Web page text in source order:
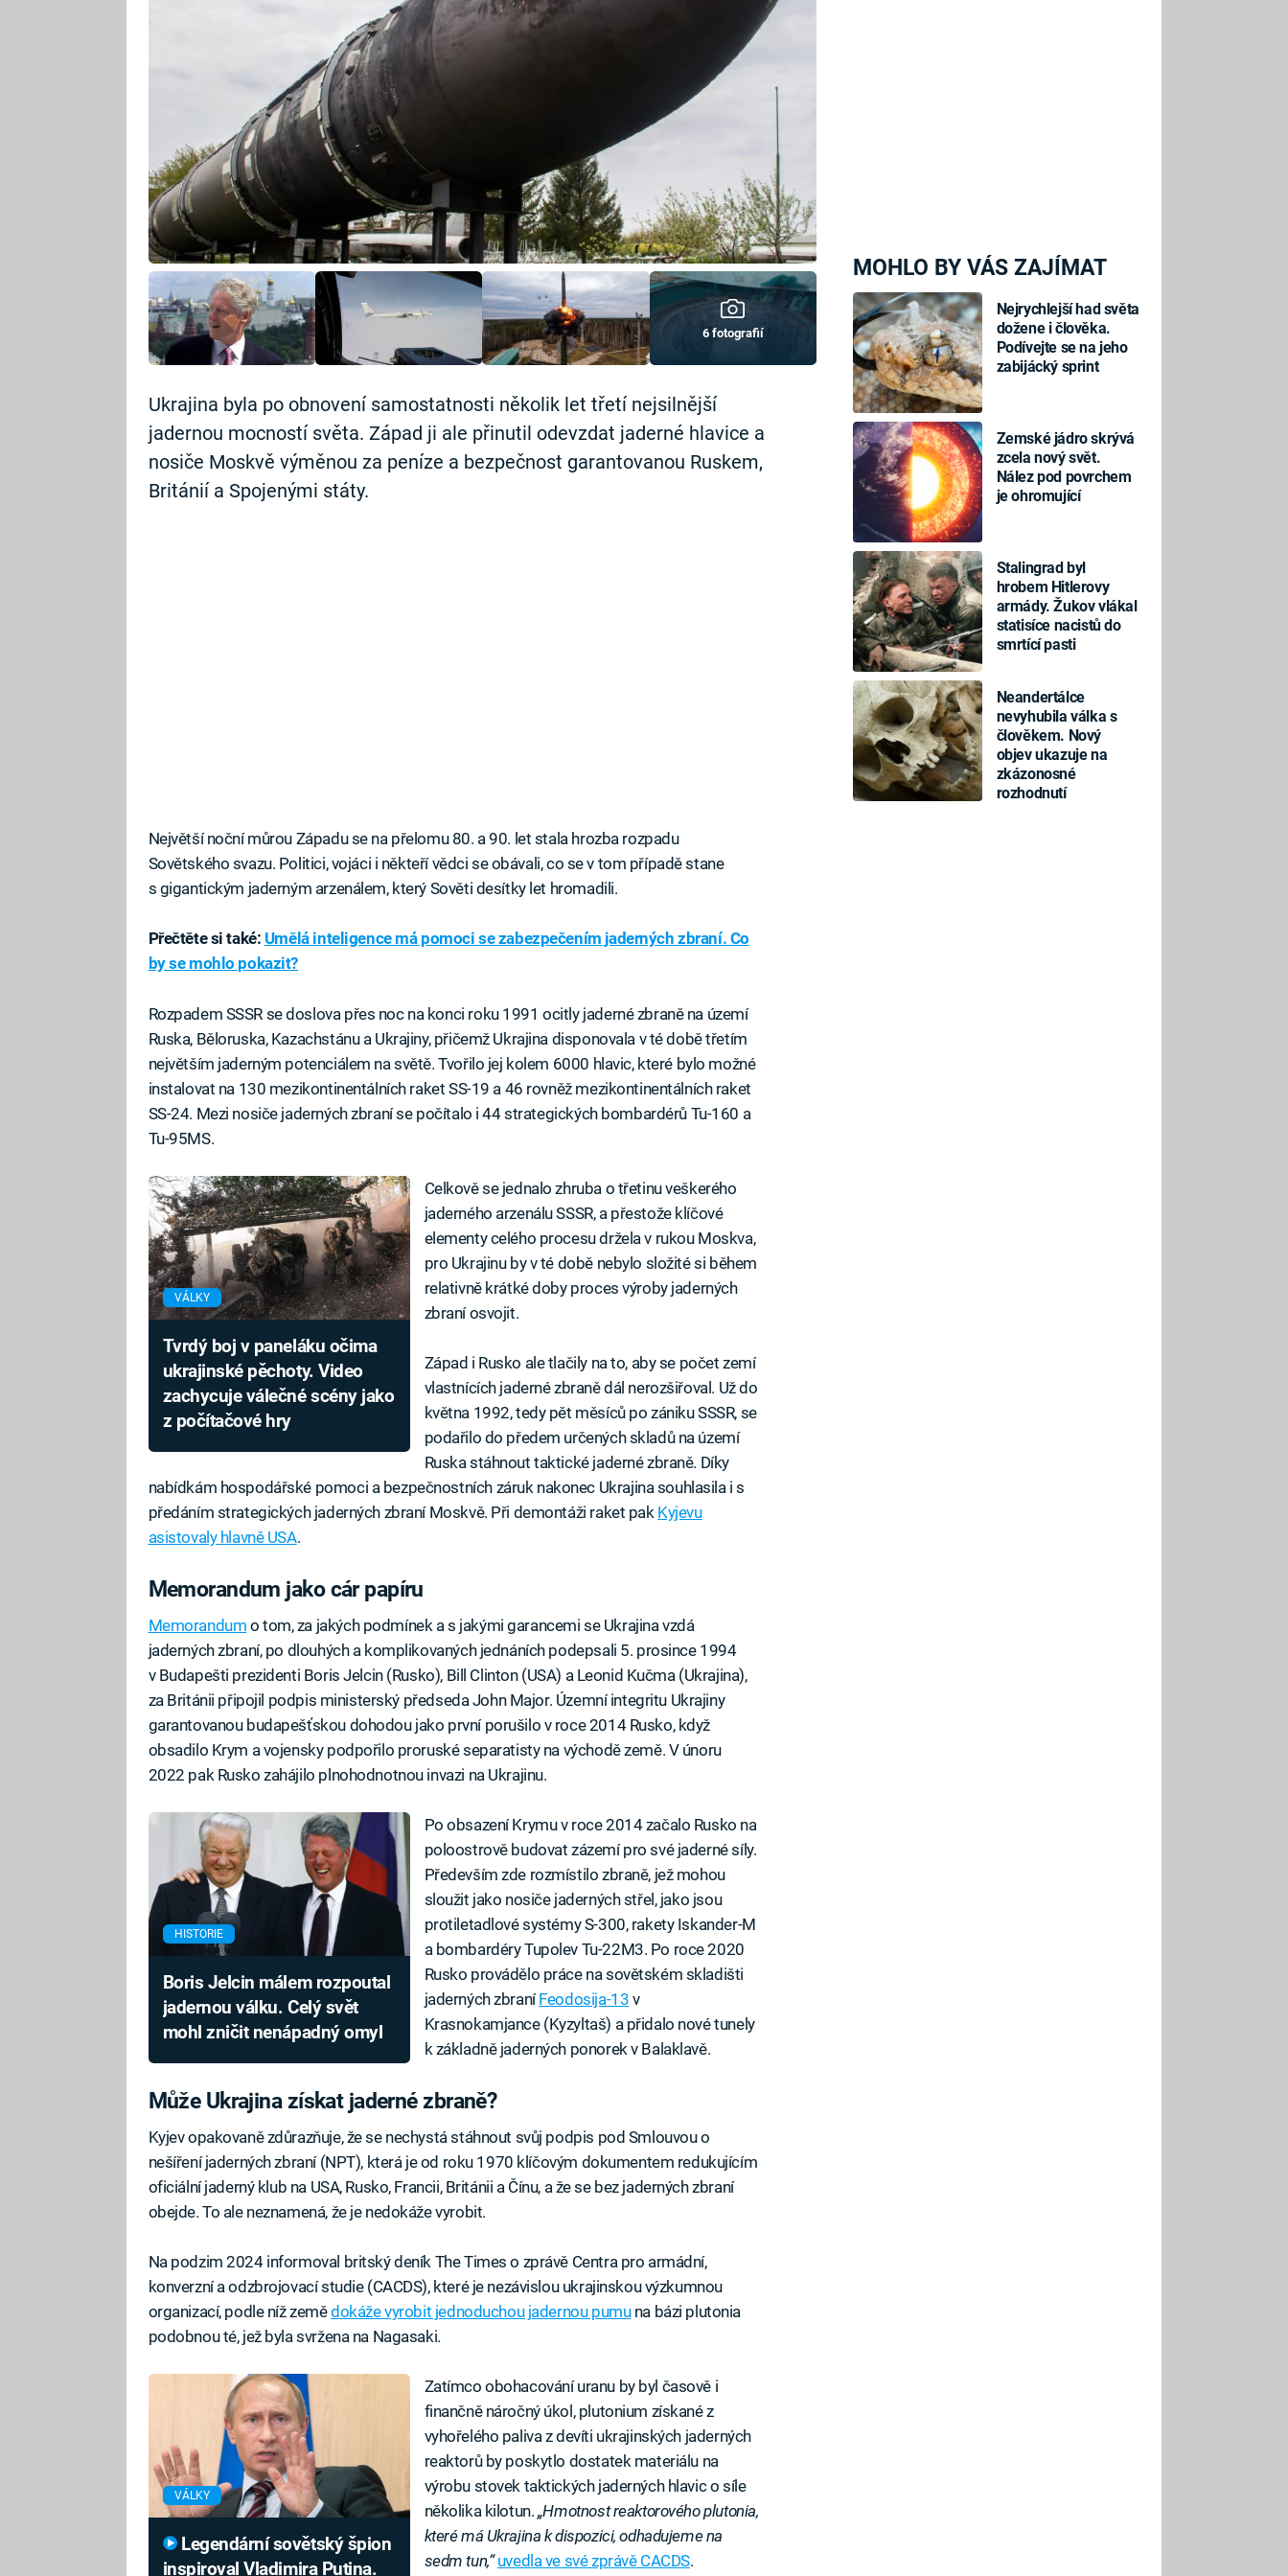
MOHLO BY VÁS ZAJÍMAT
Nejrychlejší had světa
dožene i člověka.
Podívejte se na jeho
zabijácký sprint
Zemské jádro skrývá
zcela nový svět.
Nález pod povrchem
je ohromující
Stalingrad byl
hrobem Hitlerovy
armády. Žukov vlákal
statisíce nacistů do
smrtící pasti
Neandertálce
nevyhubila válka s
člověkem. Nový
objev ukazuje na
zkázonosné
rozhodnutí
6 fotografií
Ukrajina byla po obnovení samostatnosti několik let třetí nejsilnější
jadernou mocností světa. Západ ji ale přinutil odevzdat jaderné hlavice a
nosiče Moskvě výměnou za peníze a bezpečnost garantovanou Ruskem,
Británií a Spojenými státy.
Největší noční můrou Západu se na přelomu 80. a 90. let stala hrozba rozpadu
Sovětského svazu. Politici, vojáci i někteří vědci se obávali, co se v tom případě stane
s gigantickým jaderným arzenálem, který Sověti desítky let hromadili.
Přečtěte si také: Umělá inteligence má pomoci se zabezpečením jaderných zbraní. Co
by se mohlo pokazit?
Rozpadem SSSR se doslova přes noc na konci roku 1991 ocitly jaderné zbraně na území
Ruska, Běloruska, Kazachstánu a Ukrajiny, přičemž Ukrajina disponovala v té době třetím
největším jaderným potenciálem na světě. Tvořilo jej kolem 6000 hlavic, které bylo možné
instalovat na 130 mezikontinentálních raket SS-19 a 46 rovněž mezikontinentálních raket
SS-24. Mezi nosiče jaderných zbraní se počítalo i 44 strategických bombardérů Tu-160 a
Tu-95MS.
VÁLKY
Tvrdý boj v paneláku očima
ukrajinské pěchoty. Video
zachycuje válečné scény jako
z počítačové hry
Celkově se jednalo zhruba o třetinu veškerého
jaderného arzenálu SSSR, a přestože klíčové
elementy celého procesu držela v rukou Moskva,
pro Ukrajinu by v té době nebylo složité si během
relativně krátké doby proces výroby jaderných
zbraní osvojit.
Západ i Rusko ale tlačily na to, aby se počet zemí
vlastnících jaderné zbraně dál nerozšiřoval. Už do
května 1992, tedy pět měsíců po zániku SSSR, se
podařilo do předem určených skladů na území
Ruska stáhnout taktické jaderné zbraně. Díky
nabídkám hospodářské pomoci a bezpečnostních záruk nakonec Ukrajina souhlasila i s
předáním strategických jaderných zbraní Moskvě. Při demontáži raket pak Kyjevu
asistovaly hlavně USA.
Memorandum jako cár papíru
Memorandum o tom, za jakých podmínek a s jakými garancemi se Ukrajina vzdá
jaderných zbraní, po dlouhých a komplikovaných jednáních podepsali 5. prosince 1994
v Budapešti prezidenti Boris Jelcin (Rusko), Bill Clinton (USA) a Leonid Kučma (Ukrajina),
za Británii připojil podpis ministerský předseda John Major. Územní integritu Ukrajiny
garantovanou budapešťskou dohodou jako první porušilo v roce 2014 Rusko, když
obsadilo Krym a vojensky podpořilo proruské separatisty na východě země. V únoru
2022 pak Rusko zahájilo plnohodnotnou invazi na Ukrajinu.
HISTORIE
Boris Jelcin málem rozpoutal
jadernou válku. Celý svět
mohl zničit nenápadný omyl
Po obsazení Krymu v roce 2014 začalo Rusko na
poloostrově budovat zázemí pro své jaderné síly.
Především zde rozmístilo zbraně, jež mohou
sloužit jako nosiče jaderných střel, jako jsou
protiletadlové systémy S-300, rakety Iskander-M
a bombardéry Tupolev Tu-22M3. Po roce 2020
Rusko provádělo práce na sovětském skladišti
jaderných zbraníFeodosija-13 v
Krasnokamjance (Kyzyltaš) a přidalo nové tunely
k základně jaderných ponorek v Balaklavě.
Může Ukrajina získat jaderné zbraně?
Kyjev opakovaně zdůrazňuje, že se nechystá stáhnout svůj podpis pod Smlouvou o
nešíření jaderných zbraní (NPT), která je od roku 1970 klíčovým dokumentem redukujícím
oficiální jaderný klub na USA, Rusko, Francii, Británii a Čínu, a že se bez jaderných zbraní
obejde. To ale neznamená, že je nedokáže vyrobit.
Na podzim 2024 informoval britský deník The Times o zprávě Centra pro armádní,
konverzní a odzbrojovací studie (CACDS), které je nezávislou ukrajinskou výzkumnou
organizací, podle níž zemědokáže vyrobit jednoduchou jadernou pumuna bázi plutonia
podobnou té, jež byla svržena na Nagasaki.
VÁLKY
Legendární sovětský špion
inspiroval Vladimira Putina.
Zatímco obohacování uranu by byl časově i
finančně náročný úkol, plutonium získané z
vyhořelého paliva z devíti ukrajinských jaderných
reaktorů by poskytlo dostatek materiálu na
výrobu stovek taktických jaderných hlavic o síle
několika kilotun. „Hmotnost reaktorového plutonia,
které má Ukrajina k dispozici, odhadujeme na
sedm tun,“ uvedla ve své zprávě CACDS.